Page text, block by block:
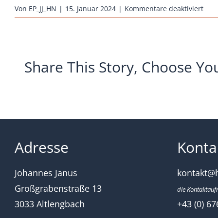
Von EP_JJ_HN | 15. Januar 2024 | Kommentare deaktiviertfür
Share This Story, Choose
Adresse
Johannes Janus
Großgrabenstraße 13
3033 Altlengbach
die
+43 (0)